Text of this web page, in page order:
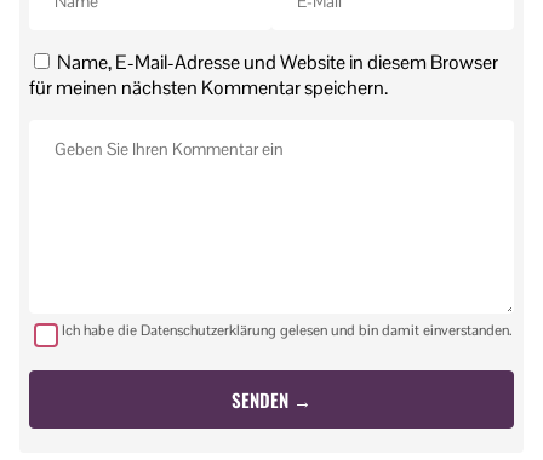
Name, E-Mail-Adresse und Website in diesem Browser
für meinen nächsten Kommentar speichern.
Ich habe die Datenschutzerklärung gelesen und bin damit einverstanden.